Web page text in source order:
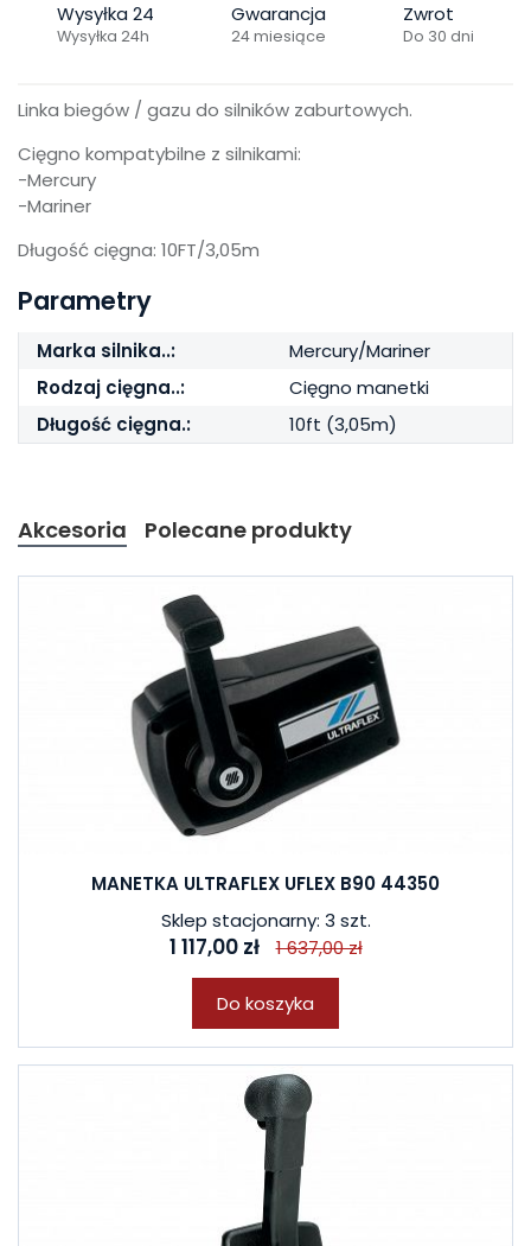
Wysyłka 24
Wysyłka 24h
Gwarancja
24 miesiące
Zwrot
Do 30 dni
Linka biegów / gazu do silników zaburtowych.
Cięgno kompatybilne z silnikami:
-Mercury
-Mariner
Długość cięgna: 10FT/3,05m
Parametry
Marka silnika..:
Mercury/Mariner
Rodzaj cięgna..:
Cięgno manetki
Długość cięgna.:
10ft (3,05m)
Akcesoria Polecane produkty
MANETKA ULTRAFLEX UFLEX B90 44350
Sklep stacjonarny: 3 szt.
1 117,00 zł 1 637,00 zł
Do koszyka